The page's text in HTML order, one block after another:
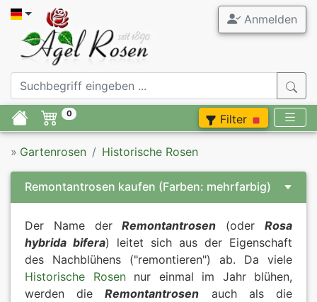
Anmelden
0 Filter
» Gartenrosen Historische Rosen
Remontantrosen kaufen (Farben: mehrfarbig)
Der Name derRemontantrosen (oderRosa
hybrida bifera) leitet sich aus der Eigenschaft
des Nachblühens ("remontieren") ab. Da viele
Historische Rosennur einmal im Jahr blühen,
werden dieRemontantrosen auch als die